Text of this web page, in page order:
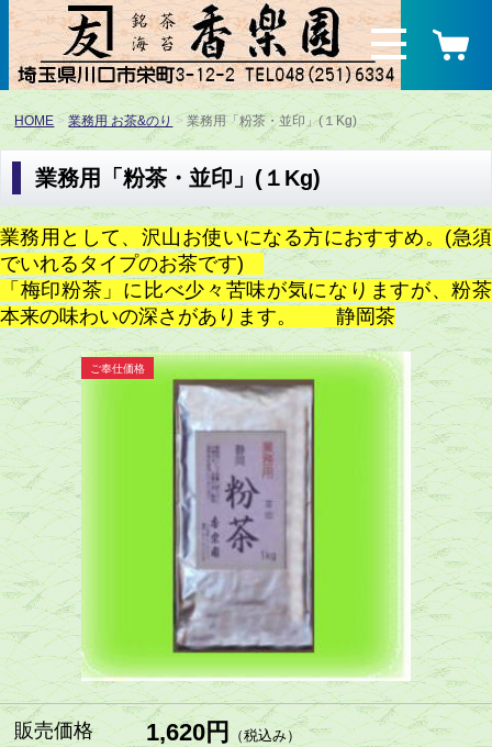
HOME 業務用 お茶&のり 業務用「粉茶・並印」(１Kg)
業務用「粉茶・並印」(１Kg)
業務用として、沢山お使いになる方におすすめ。(急須
でいれるタイプのお茶です)
「梅印粉茶」に比べ少々苦味が気になりますが、粉茶
本来の味わいの深さがあります。 静岡茶
販売価格 1,620円（税込み）